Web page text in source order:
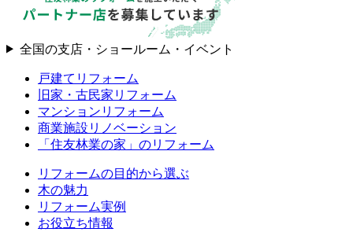
全国の支店・ショールーム・イベント
戸建てリフォーム
旧家・古民家リフォーム
マンションリフォーム
商業施設リノベーション
「住友林業の家」のリフォーム
リフォームの目的から選ぶ
木の魅力
リフォーム実例
お役立ち情報